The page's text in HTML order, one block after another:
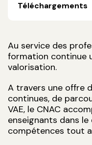
Téléchargements
Au service des
formation continue
valorisation.
A travers une offre
continues, de
VAE, le CNAC
enseignants dans
compétences tout